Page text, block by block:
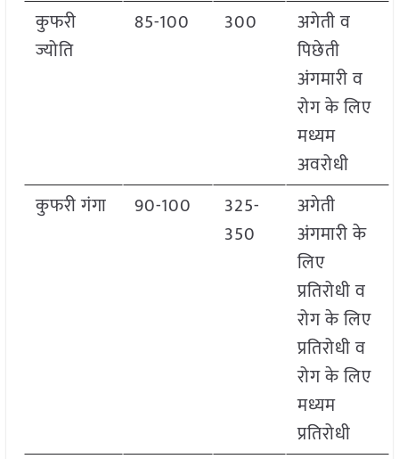
कुफरी
ज्योति
85-100 300
अगेती व
पिछेती
अंगमारी व
रोग के लिए
मध्यम
अवरोधी
कुफरी गंगा
90-100
325-
350
अगेती
अंगमारी के
लिए
प्रतिरोधी व
रोग के लिए
प्रतिरोधी व
रोग के लिए
मध्यम
प्रतिरोधी